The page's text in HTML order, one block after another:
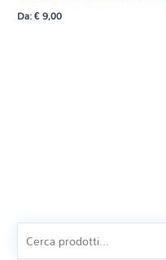
Da:€9,00